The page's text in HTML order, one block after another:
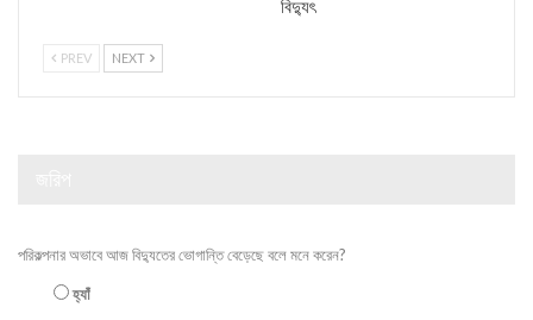
বিদ্যুৎ
PREV NEXT
পরিকল্পনার অভাবে আজ বিদ্যুতের ভোগান্তি বেড়েছে বলে মনে করেন?
হ্যাঁ